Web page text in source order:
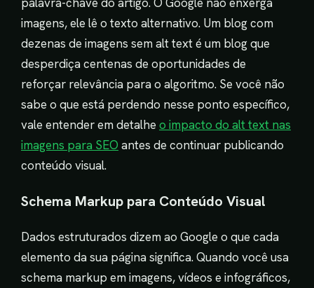
imagens, ele lê o texto alternativo. Um blog com
dezenas de imagens sem alt text é um blog que
desperdiça centenas de oportunidades de
reforçar relevância para o algoritmo. Se você não
sabe o que está perdendo nesse ponto específico,
vale entender em detalhe o impacto do alt text nas
imagens para SEO antes de continuar publicando
conteúdo visual.
Schema Markup para Conteúdo Visual
Dados estruturados dizem ao Google o que cada
elemento da sua página significa. Quando você usa
schema markup em imagens, vídeos e infográficos,